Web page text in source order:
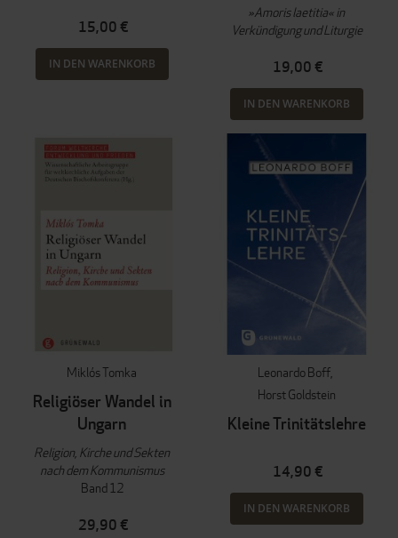
15,00 €
IN DEN WARENKORB
»Amoris laetitia« in
Verkündigung und Liturgie
19,00 €
IN DEN WARENKORB
Miklós Tomka
Religiöser Wandel in
Ungarn
Religion, Kirche und Sekten
nach dem Kommunismus
Band 12
29,90 €
Leonardo Boff
Horst Goldstein
Kleine Trinitätslehre
14,90 €
IN DEN WARENKORB